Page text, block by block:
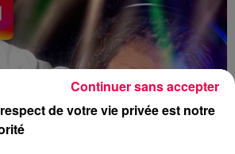
de votre vie privée est notre
Continuer sans accepter